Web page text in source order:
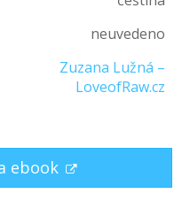
neuvedeno
Zuzana Lužná –
LoveofRaw.cz
ebook